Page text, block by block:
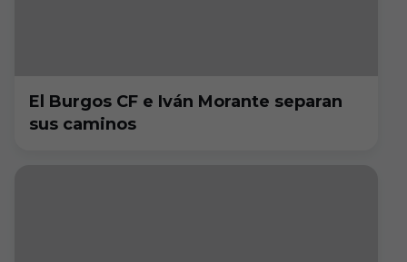
El Burgos CF e Iván Morante separan
sus caminos